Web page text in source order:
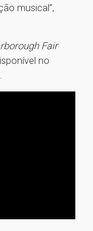
musical”,
Fair
no